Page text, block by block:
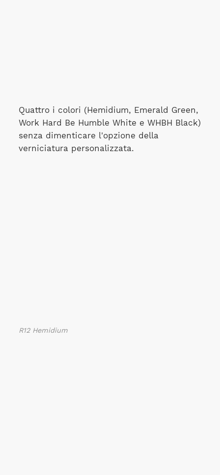
Quattro i colori (Hemidium, Emerald Green,
Work Hard Be Humble White e WHBH Black)
senza dimenticare l'opzione della
verniciatura personalizzata.
R12 Hemidium